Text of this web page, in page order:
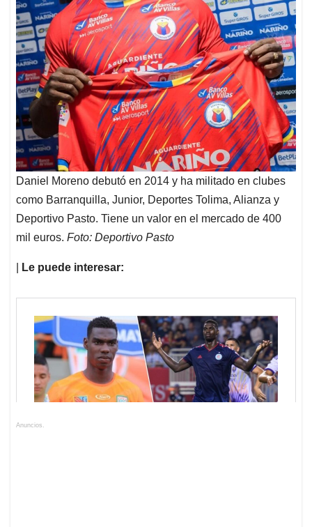
Daniel Moreno debutó en 2014 y ha militado en clubes
como Barranquilla, Junior, Deportes Tolima, Alianza y
Deportivo Pasto. Tiene un valor en el mercado de 400
mil euros. Foto: Deportivo Pasto
Le puede interesar:
Anuncios.